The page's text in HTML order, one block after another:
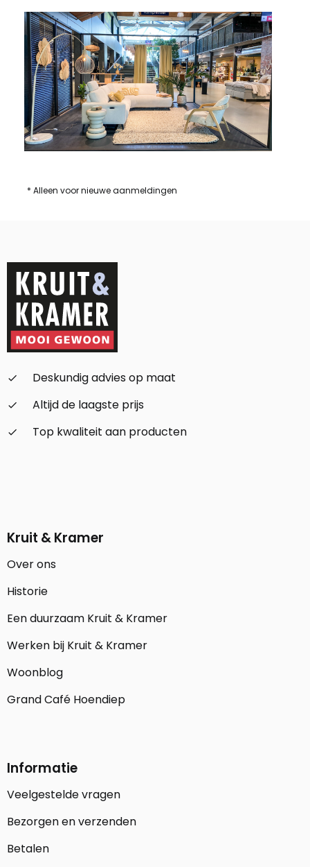
* Alleen voor nieuwe aanmeldingen
check_small
Deskundig advies op maat
check_small
Altijd de laagste prijs
check_small
Top kwaliteit aan producten
Kruit & Kramer
Over ons
Historie
Een duurzaam Kruit & Kramer
Werken bij Kruit & Kramer
Woonblog
Grand Café Hoendiep
Informatie
Veelgestelde vragen
Bezorgen en verzenden
Betalen